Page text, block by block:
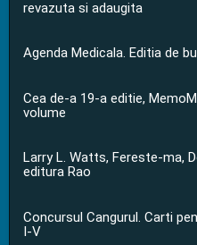
revazuta si adaugita
Agenda Medicala. Editia de
Cea de-a 19-a editie,
volume
Larry L. Watts, Fereste-ma,
editura Rao
Concursul Cangurul. Carti
I-V